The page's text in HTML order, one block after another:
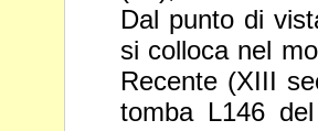
Dal punto di
si colloca nel
Recente (XIII
tomba L146